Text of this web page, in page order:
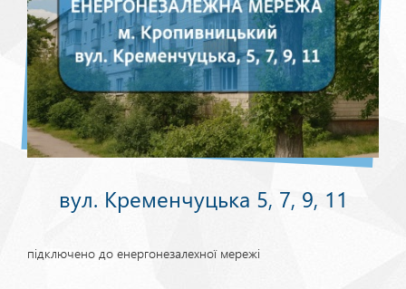
вул. Кременчуцька 5, 7, 9, 11
підключено до енергонезалехної мережі